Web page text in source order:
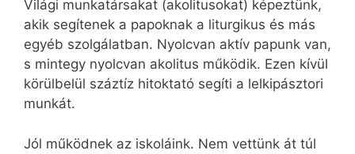
Világi munkatársakat (akolitusokat) képeztünk,
akik segítenek a papoknak a liturgikus és más
egyéb szolgálatban. Nyolcvan aktív papunk van,
s mintegy nyolcvan akolitus működik. Ezen kívül
körülbelül száztíz hitoktató segíti a lelkipásztori
munkát.
Jól működnek az iskoláink. Nem vettünk át túl